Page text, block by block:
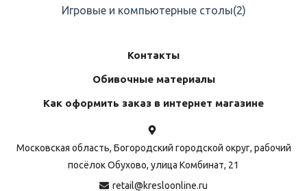
Игровые и компьютерные столы(2)
Контакты
Обивочные материалы
Как оформить заказ в интернет магазине
Московская область, Богородский городской округ, рабочий
посёлок Обухово, улица Комбинат, 21
retail@kresloonline.ru